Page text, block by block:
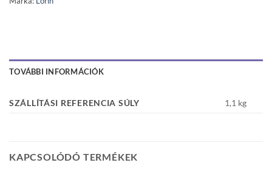
TOVÁBBI INFORMÁCIÓK
SZÁLLÍTÁSI REFERENCIA SÚLY 1,1 kg
KAPCSOLÓDÓ TERMÉKEK